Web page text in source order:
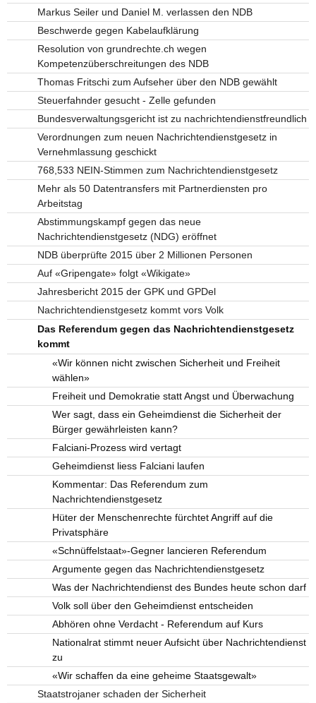
Markus Seiler und Daniel M. verlassen den NDB
Beschwerde gegen Kabelaufklärung
Resolution von grundrechte.ch wegen
Kompetenzüberschreitungen des NDB
Thomas Fritschi zum Aufseher über den NDB gewählt
Steuerfahnder gesucht - Zelle gefunden
Bundesverwaltungsgericht ist zu nachrichtendienstfreundlich
Verordnungen zum neuen Nachrichtendienstgesetz in
Vernehmlassung geschickt
768,533 NEIN-Stimmen zum Nachrichtendienstgesetz
Mehr als 50 Datentransfers mit Partnerdiensten pro
Arbeitstag
Abstimmungskampf gegen das neue
Nachrichtendienstgesetz (NDG) eröffnet
NDB überprüfte 2015 über 2 Millionen Personen
Auf «Gripengate» folgt «Wikigate»
Jahresbericht 2015 der GPK und GPDel
Nachrichtendienstgesetz kommt vors Volk
Das Referendum gegen das Nachrichtendienstgesetz
kommt
«Wir können nicht zwischen Sicherheit und Freiheit
wählen»
Freiheit und Demokratie statt Angst und Überwachung
Wer sagt, dass ein Geheimdienst die Sicherheit der
Bürger gewährleisten kann?
Falciani-Prozess wird vertagt
Geheimdienst liess Falciani laufen
Kommentar: Das Referendum zum
Nachrichtendienstgesetz
Hüter der Menschenrechte fürchtet Angriff auf die
Privatsphäre
«Schnüffelstaat»-Gegner lancieren Referendum
Argumente gegen das Nachrichtendienstgesetz
Was der Nachrichtendienst des Bundes heute schon darf
Volk soll über den Geheimdienst entscheiden
Abhören ohne Verdacht - Referendum auf Kurs
Nationalrat stimmt neuer Aufsicht über Nachrichtendienst
zu
«Wir schaffen da eine geheime Staatsgewalt»
Staatstrojaner schaden der Sicherheit